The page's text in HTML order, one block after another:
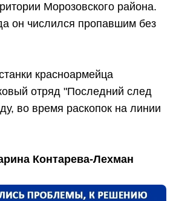
Морозовского района.
он числился пропавшим без
красноармейца
отряд "Последний след
во время раскопок на линии
Контарева-Лехман